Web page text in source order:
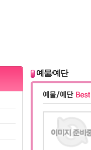
예물/예단